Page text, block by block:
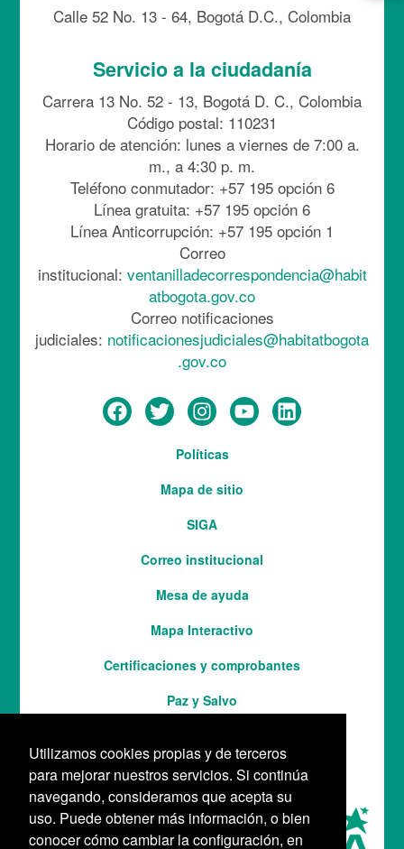
Utilizamos cookies propias y de terceros
para mejorar nuestros servicios. Si continúa
navegando, consideramos que acepta su
uso. Puede obtener más información, o bien
conocer cómo cambiar la configuración, en
Calle 52 No. 13 - 64, Bogotá D.C., Colombia
Servicio a la ciudadanía
Carrera 13 No. 52 - 13, Bogotá D. C., Colombia
Código postal: 110231
Horario de atención: lunes a viernes de 7:00 a.
m., a 4:30 p. m.
Teléfono conmutador: +57 195 opción 6
Línea gratuita: +57 195 opción 6
Línea Anticorrupción: +57 195 opción 1
Correo
institucional: ventanilladecorrespondencia@habit
atbogota.gov.co
Correo notificaciones
judiciales: notificacionesjudiciales@habitatbogota
.gov.co
Políticas
Mapa de sitio
SIGA
Correo institucional
Mesa de ayuda
Mapa Interactivo
ServicesCertificaciones y comprobantes
Paz y Salvo